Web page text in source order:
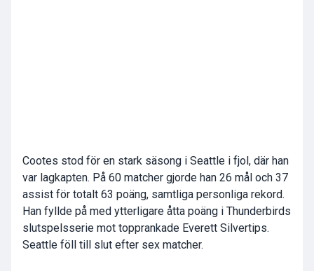
Cootes stod för en stark säsong i Seattle i fjol, där han
var lagkapten. På 60 matcher gjorde han 26 mål och 37
assist för totalt 63 poäng, samtliga personliga rekord.
Han fyllde på med ytterligare åtta poäng i Thunderbirds
slutspelsserie mot topprankade Everett Silvertips.
Seattle föll till slut efter sex matcher.